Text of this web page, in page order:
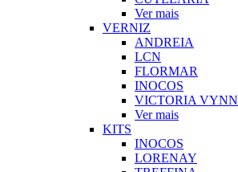
Ver mais
VERNIZ
ANDREIA
LCN
FLORMAR
INOCOS
VICTORIA VYNN
Ver mais
KITS
INOCOS
LORENAY